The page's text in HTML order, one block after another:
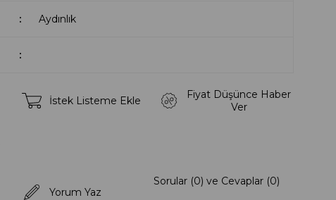
Aydınlık
İstek Listeme Ekle
Fiyat Düşünce Haber
Ver
Yorum Yaz
Sorular (0) ve Cevaplar (0)